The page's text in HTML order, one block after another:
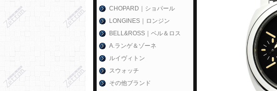
CHOPARD｜ショパール
LONGINES｜ロンジン
BELL&ROSS｜ベル＆ロス
A.ランゲ＆ゾーネ
ルイヴィトン
スウォッチ
その他ブランド